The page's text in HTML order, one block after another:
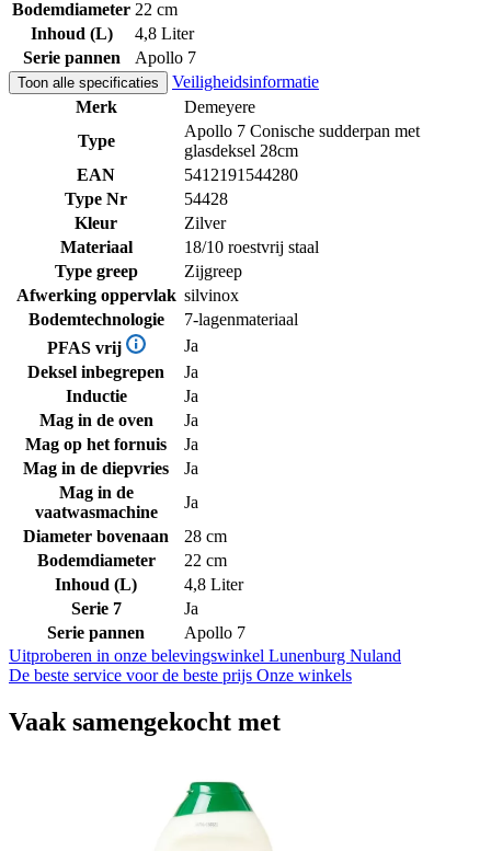
Bodemdiameter 22 cm
Inhoud (L)
4,8 Liter
Serie pannen
Apollo 7
Toon alle specificaties
Veiligheidsinformatie
Merk
Demeyere
Type
Apollo 7 Conische sudderpan met
glasdeksel 28cm
EAN
5412191544280
Type Nr
54428
Kleur
Zilver
Materiaal
18/10 roestvrij staal
Type greep
Zijgreep
Afwerking oppervlak silvinox
Bodemtechnologie
7-lagenmateriaal
PFAS vrij
Ja
Deksel inbegrepen
Ja
Inductie
Ja
Mag in de oven
Ja
Mag op het fornuis
Ja
Mag in de diepvries
Ja
Mag in de
vaatwasmachine
Ja
Diameter bovenaan
28 cm
Bodemdiameter
22 cm
Inhoud (L)
4,8 Liter
Serie 7
Ja
Serie pannen
Apollo 7
Uitproberen in onze belevingswinkel Lunenburg Nuland
De beste service voor de beste prijs Onze winkels
Vaak samengekocht met